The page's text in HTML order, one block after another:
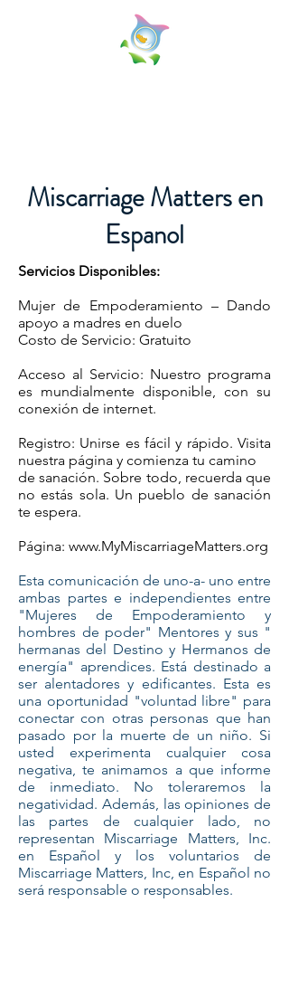
Miscarriage Matters en
Espanol
Servicios Disponibles:
Mujer de Empoderamiento – Dando
apoyo a madres en duelo
Costo de Servicio: Gratuito
Acceso al Servicio: Nuestro programa
es mundialmente disponible, con su
conexión de internet.
Registro: Unirse es fácil y rápido. Visita
nuestra página y comienza tu camino
de sanación. Sobre todo, recuerda que
no estás sola. Un pueblo de sanación
te espera.
Página: www.MyMiscarriageMatters.org
Esta comunicación de uno-a- uno entre
ambas partes e independientes entre
"Mujeres de Empoderamiento y
hombres de poder" Mentores y sus "
hermanas del Destino y Hermanos de
energía" aprendices. Está destinado a
ser alentadores y edificantes. Esta es
una oportunidad "voluntad libre" para
conectar con otras personas que han
pasado por la muerte de un niño. Si
usted experimenta cualquier cosa
negativa, te animamos a que informe
de inmediato. No toleraremos la
negatividad. Además, las opiniones de
las partes de cualquier lado, no
representan Miscarriage Matters, Inc.
en Español y los voluntarios de
Miscarriage Matters, Inc, en Español no
será responsable o responsables.